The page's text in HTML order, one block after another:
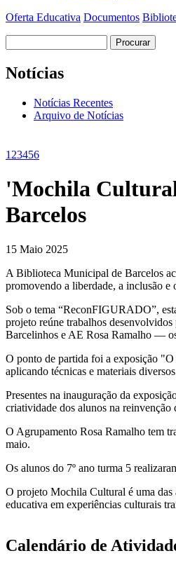
Oferta Educativa Documentos
Notícias
Notícias Recentes
Arquivo de Notícias
1 23456
'Mochila
Barcelos
15 Maio 2025
A Biblioteca Municipal de Barcelos
promovendo a liberdade, a inclusão e
Sob o tema “ReconFIGURADO”,
projeto reúne trabalhos
Barcelinhos e AE Rosa Ramalho —
O ponto de partida foi a exposição
aplicando técnicas e materiais
Presentes na inauguração da
criatividade dos alunos na reinvenção
O Agrupamento Rosa Ramalho tem
maio.
Os alunos do 7º ano turma 5
O projeto Mochila Cultural é uma das
educativa em experiências culturais
Separadores Verticais
Calendário de